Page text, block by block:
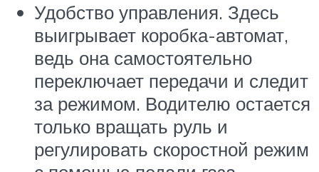
Удобство управления. Здесь
выигрывает коробка-автомат,
ведь она самостоятельно
переключает передачи и следит
за режимом. Водителю остается
только вращать руль и
регулировать скоростной режим